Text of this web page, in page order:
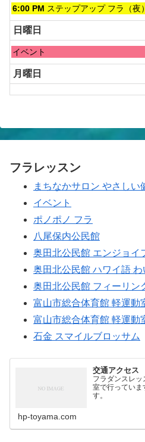
土
曜
日,
8
月
2026
6:00 PM ステップアップ フラ（夜）
日曜日
日
曜
日,
8
月
イベント
月曜日
フラレッスン
まちなかサロン やさしい
イベント
ポノポノ フラ
八尾保内公民館
奥田北公民館 エンジョイ
奥田北公民館 ハワイ語
奥田北公民館 フィーリン
富山市総合体育館 軽運動
富山市総合体育館 軽運動
石金 スマイルブロッサム
交通アクセス
フラダンスレ
室で行っていま
す。
hp-toyama.com